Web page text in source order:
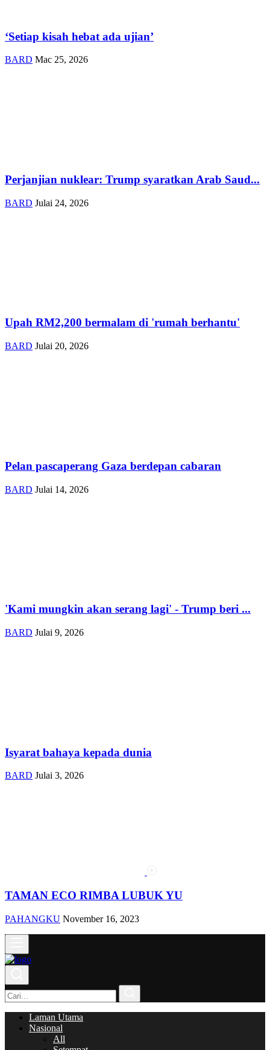
‘Setiap kisah hebat ada ujian’
BARD Mac 25, 2026
Perjanjian nuklear: Trump syaratkan Arab Saud...
BARD Julai 24, 2026
Upah RM2,200 bermalam di 'rumah berhantu'
BARD Julai 20, 2026
Pelan pascaperang Gaza berdepan cabaran
BARD Julai 14, 2026
'Kami mungkin akan serang lagi' - Trump beri ...
BARD Julai 9, 2026
Isyarat bahaya kepada dunia
BARD Julai 3, 2026
TAMAN ECO RIMBA LUBUK YU
PAHANGKU November 16, 2023
Laman Utama
Nasional
All